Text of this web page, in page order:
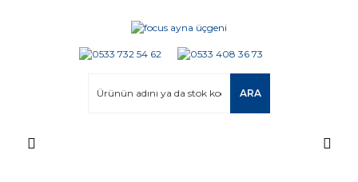
ARA